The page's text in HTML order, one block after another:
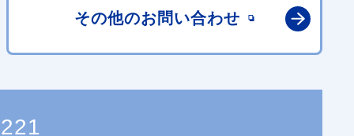
その他のお問い合わせ